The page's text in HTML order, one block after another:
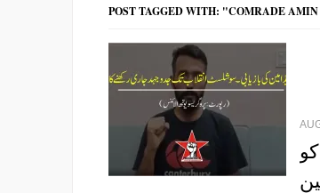
POST TAGGED WITH: "COMRADE
کو